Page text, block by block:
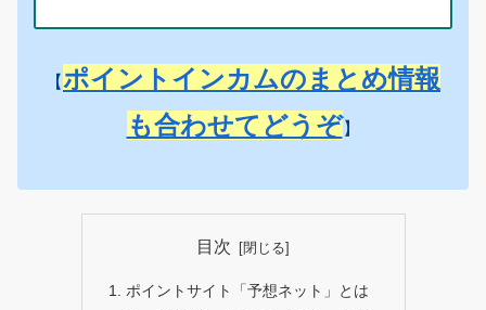
【ポイントインカムのまとめ情報
も合わせてどうぞ 】
目次
ポイントサイト「予想ネット」とは